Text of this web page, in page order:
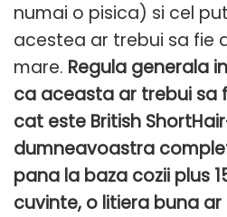
numai o pisica) si cel
acestea ar trebui sa fie
mare. Regula generala
ca aceasta ar trebui sa
cat este British
dumneavoastra
pana la baza cozii plus
cuvinte, o litiera buna